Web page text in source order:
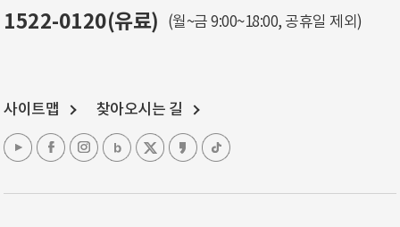
1522-0120(유료) (월~금 9:00~18:00, 공휴일 제외)
사이트맵 찾아오시는 길